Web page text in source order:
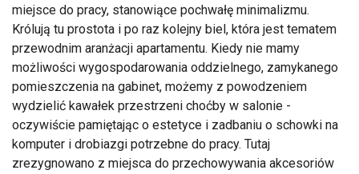
miejsce do pracy, stanowiące pochwałę minimalizmu.
Królują tu prostota i po raz kolejny biel, która jest tematem
przewodnim aranżacji apartamentu. Kiedy nie mamy
możliwości wygospodarowania oddzielnego, zamykanego
pomieszczenia na gabinet, możemy z powodzeniem
wydzielić kawałek przestrzeni choćby w salonie -
oczywiście pamiętając o estetyce i zadbaniu o schowki na
komputer i drobiazgi potrzebne do pracy. Tutaj
zrezygnowano z miejsca do przechowywania akcesoriów